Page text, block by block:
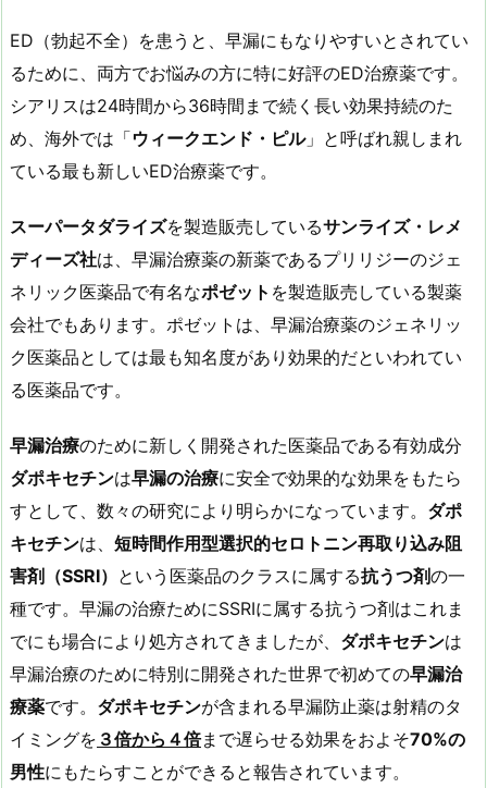
ED（勃起不全）を患うと、早漏にもなりやすいとされてい
るために、両方でお悩みの方に特に好評のED治療薬です。
シアリスは24時間から36時間まで続く長い効果持続のた
め、海外では「ウィークエンド・ピル」と呼ばれ親しまれ
ている最も新しいED治療薬です。
スーパータダライズを製造販売しているサンライズ・レメ
ディーズ社は、早漏治療薬の新薬であるプリリジーのジェ
ネリック医薬品で有名なポゼット を製造販売している製薬
会社でもあります。ポゼットは、早漏治療薬のジェネリッ
ク医薬品としては最も知名度があり効果的だといわれてい
る医薬品です。
早漏治療のために新しく開発された医薬品である有効成分
ダポキセチンは早漏の治療に安全で効果的な効果をもたら
すとして、数々の研究により明らかになっています。 ダポ
キセチンは、 短時間作用型選択的セロトニン再取り込み阻
害剤（SSRI） という医薬品のクラスに属する抗うつ剤の一
種です。早漏の治療ためにSSRIに属する抗うつ剤はこれま
でにも場合により処方されてきましたが、 ダポキセチンは
早漏治療のために特別に開発された世界で初めての早漏治
療薬です。 ダポキセチンが含まれる早漏防止薬は射精のタ
イミングを ３倍から４倍まで遅らせる効果をおよそ70%の
男性にもたらすことができると報告されています。